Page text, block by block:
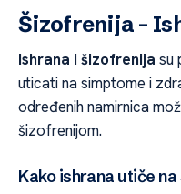
Šizofrenija –
Ishrana i šizofrenija su
uticati na simptome i
određenih namirnica
šizofrenijom.
Kako ishrana utiče